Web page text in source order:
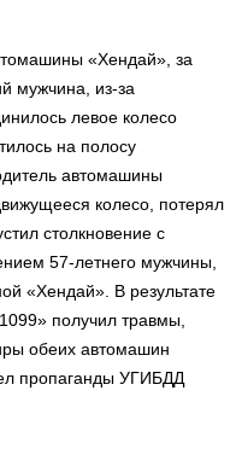
«Хендай», за
мужчина, из-за
левое колесо
на полосу
автомашины
колесо, потерял
столкновение с
57-летнего мужчины,
«Хендай». В результате
получил травмы,
обеих автомашин
пропаганды УГИБДД